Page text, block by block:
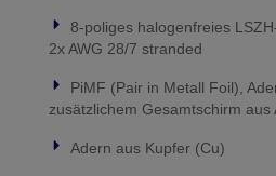
8-poliges halogenfreies
2x AWG 28/7 stranded
PiMF (Pair in Metall Foil),
zusätzlichem Gesamtschirm aus
Adern aus Kupfer (Cu)